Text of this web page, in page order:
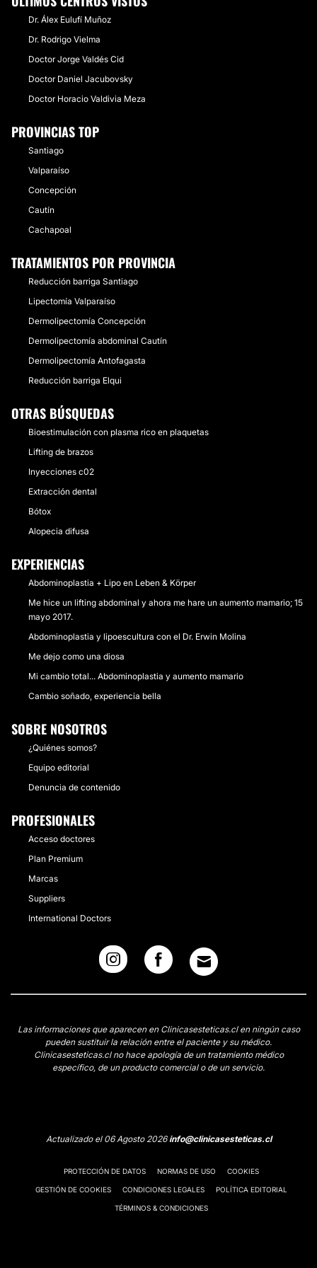
Dr. Álex Eulufí Muñoz
Dr. Rodrigo Vielma
Doctor Jorge Valdés Cid
Doctor Daniel Jacubovsky
Doctor Horacio Valdivia Meza
PROVINCIAS TOP
Santiago
Valparaíso
Concepción
Cautín
Cachapoal
TRATAMIENTOS POR PROVINCIA
Reducción barriga Santiago
Lipectomía Valparaíso
Dermolipectomía Concepción
Dermolipectomía abdominal Cautín
Dermolipectomía Antofagasta
Reducción barriga Elqui
OTRAS BÚSQUEDAS
Bioestimulación con plasma rico en plaquetas
Lifting de brazos
Inyecciones c02
Extracción dental
Bótox
Alopecia difusa
EXPERIENCIAS
Abdominoplastia + Lipo en Leben & Körper
Me hice un lifting abdominal y ahora me hare un aumento mamario; 15
mayo 2017.
Abdominoplastia y lipoescultura con el Dr. Erwin Molina
Me dejo como una diosa
Mi cambio total... Abdominoplastia y aumento mamario
Cambio soñado, experiencia bella
SOBRE NOSOTROS
¿Quiénes somos?
Equipo editorial
Denuncia de contenido
PROFESIONALES
Acceso doctores
Plan Premium
Marcas
Suppliers
International Doctors
Las informaciones que aparecen en Clinicasesteticas.cl en ningún caso
pueden sustituir la relación entre el paciente y su médico.
Clinicasesteticas.cl no hace apología de un tratamiento médico
específico, de un producto comercial o de un servicio.
Actualizado el 06 Agosto 2026info@clinicasesteticas.cl
PROTECCIÓN DE DATOS NORMAS DE USO COOKIES
GESTIÓN DE COOKIES CONDICIONES LEGALES POLÍTICA EDITORIAL
TÉRMINOS & CONDICIONES